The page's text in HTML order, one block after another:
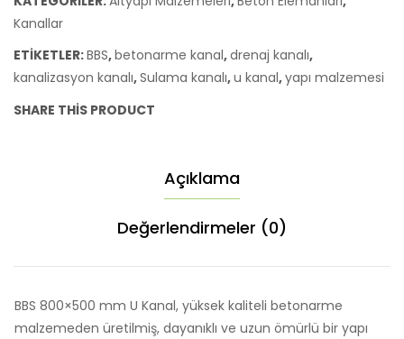
Kanallar
ETIKETLER:BBS,betonarme kanal,drenaj kanalı,
kanalizasyon kanalı,Sulama kanalı,u kanal,yapı malzemesi
SHARE THIS PRODUCT
Açıklama
Değerlendirmeler (0)
BBS 800×500 mm U Kanal, yüksek kaliteli betonarme
malzemeden üretilmiş, dayanıklı ve uzun ömürlü bir yapı